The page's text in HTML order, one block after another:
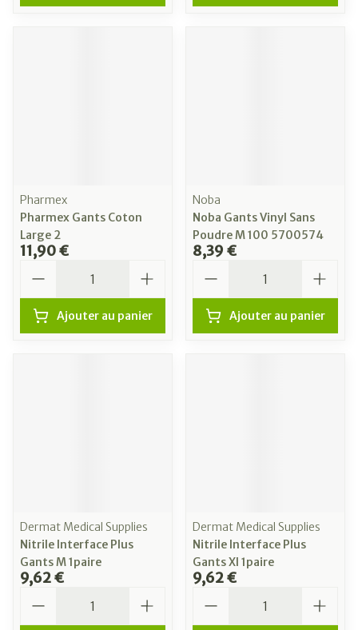
Pharmex
Pharmex Gants Coton
Large 2
11,90 €
Ajouter au panier
Noba
Noba Gants Vinyl Sans
Poudre M 100 5700574
8,39 €
Ajouter au panier
Dermat Medical Supplies
Nitrile Interface Plus
Gants M 1paire
9,62 €
Dermat Medical Supplies
Nitrile Interface Plus
Gants Xl 1paire
9,62 €